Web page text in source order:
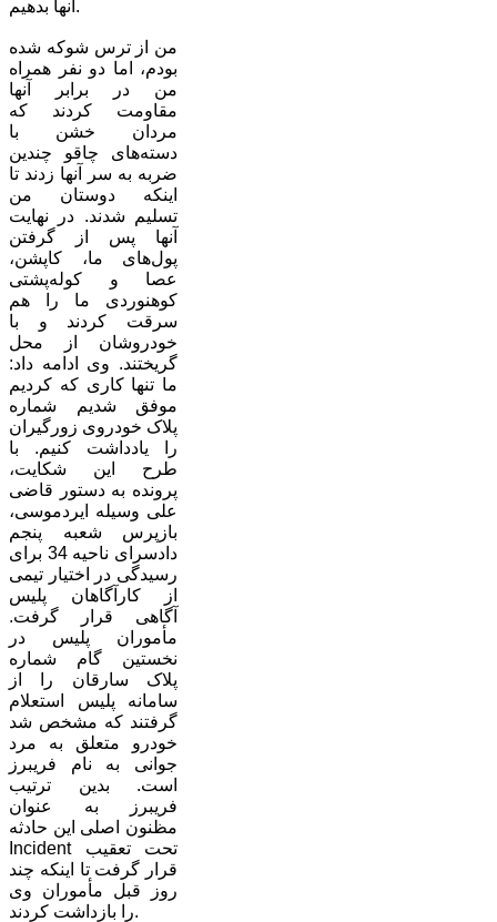
آنها بدهیم.
من از ترس شوکه شده
بودم، اما دو نفر همراه
من در برابر آنها
مقاومت کردند که
مردان خشن با
دسته‌های چاقو چندین
ضربه به سر آنها زدند تا
اینکه دوستان من
تسلیم شدند. در نهایت
آنها پس از گرفتن
پول‌های ما، کاپشن،
عصا و کوله‌پشتی
کوهنوردی ما را هم
سرقت کردند و با
خودروشان از محل
گریختند. وی ادامه داد:
ما تنها کاری که کردیم
موفق شدیم شماره
پلاک خودروی زورگیران
را یادداشت کنیم. با
طرح این شکایت،‌
پرونده به دستور قاضی
علی وسیله ایردموسی،
بازپرس شعبه پنجم
دادسرای ناحیه 34 برای
رسیدگی در اختیار تیمی
از کارآگاهان پلیس
آگاهی قرار گرفت.
مأموران پلیس در
نخستین گام شماره
پلاک سارقان را از
سامانه پلیس استعلام
گرفتند که مشخص شد
خودرو متعلق به مرد
جوانی به نام فریبرز
است. بدین ترتیب
فریبرز به عنوان
مظنون اصلی این حادثه
Incident تحت تعقیب
قرار گرفت تا اینکه چند
روز قبل مأموران وی
را بازداشت کردند.